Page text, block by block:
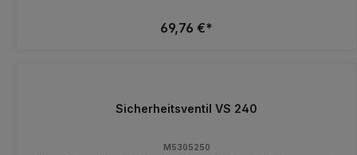
69,76 €*
Sicherheitsventil VS 240
M5305250